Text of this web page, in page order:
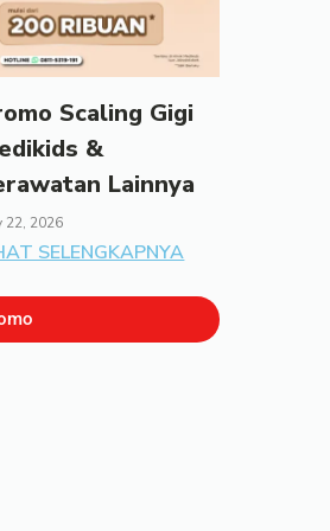
Scaling Gigi
&
Lainnya
22, 2026
SELENGKAPNYA